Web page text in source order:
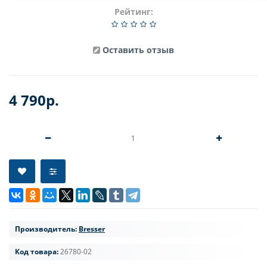
Рейтинг:
Оставить отзыв
4 790р.
Производитель: Bresser
Код товара:26780-02